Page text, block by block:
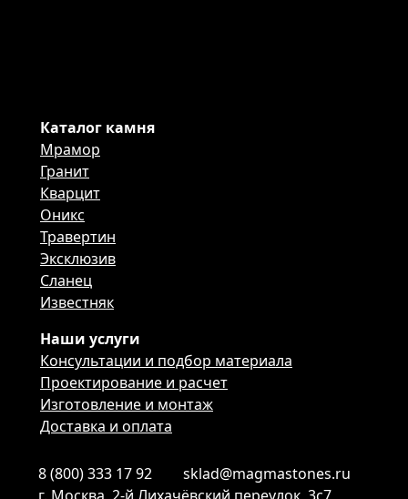
Каталог камня
Мрамор
Гранит
Кварцит
Оникс
Травертин
Эксклюзив
Сланец
Известняк
Наши услуги
Консультации и подбор материала
Проектирование и расчет
Изготовление и монтаж
Доставка и оплата
8 (800) 333 17 92
sklad@magmastones.ru